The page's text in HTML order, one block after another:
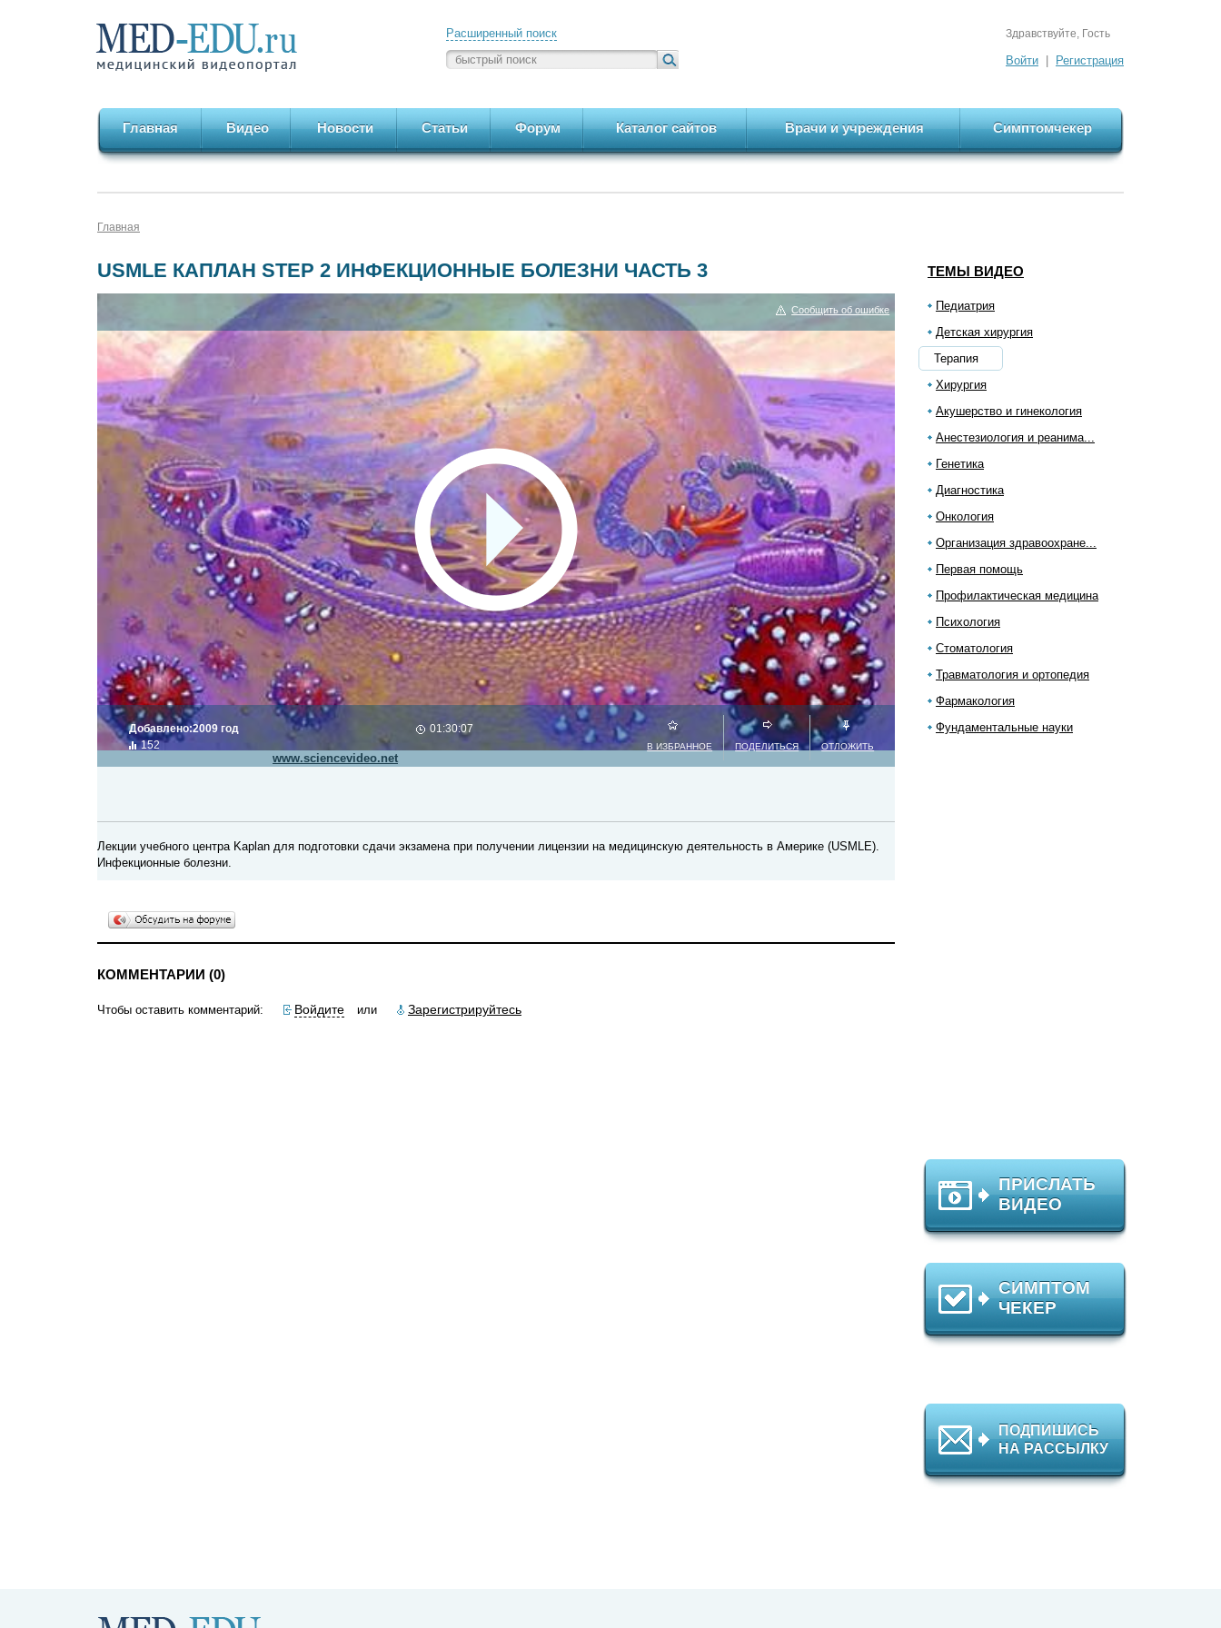
Расширенный поиск Здравствуйте, Гость
Войти Регистрация
Главная Видео Новости Статьи Форум Каталог сайтов Врачи и учреждения Симптомчекер
ТЕМЫ ВИДЕО
Педиатрия
Детская хирургия
Терапия
Хирургия
Акушерство и гинекология
Анестезиология и реанима...
Генетика
Диагностика
Онкология
Организация здравоохране...
Первая помощь
Профилактическая медицина
Психология
Стоматология
Травматология и ортопедия
Фармакология
Фундаментальные науки
ПРИСЛАТЬ
ВИДЕО
СИМПТОМ
ЧЕКЕР
ПОДПИШИСЬ
НА РАССЫЛКУ
Главная
USMLE КАПЛАН STEP 2 ИНФЕКЦИОННЫЕ БОЛЕЗНИ ЧАСТЬ 3
Сообщить об ошибке
В ИЗБРАННОЕ ПОДЕЛИТЬСЯ ОТЛОЖИТЬ
Добавлено:2009 год
152
01:30:07
www.sciencevideo.net
Лекции учебного центра Kaplan для подготовки сдачи экзамена при получении лицензии на медицинскую деятельность в Америке (USMLE).
Инфекционные болезни.
КОММЕНТАРИИ (0)
Чтобы оставить комментарий: Войдите или Зарегистрируйтесь